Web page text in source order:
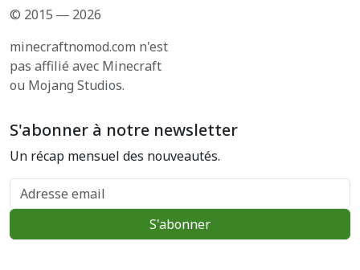
© 2015 ― 2026
minecraftnomod.com n'est
pas affilié avec Minecraft
ou Mojang Studios.
S'abonner à notre newsletter
Un récap mensuel des nouveautés.
Adresse email
S'abonner